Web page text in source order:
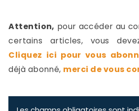
Attention, pour accéder au
certains articles, vous
Cliquez ici pour vous
déjà abonné, merci de vous